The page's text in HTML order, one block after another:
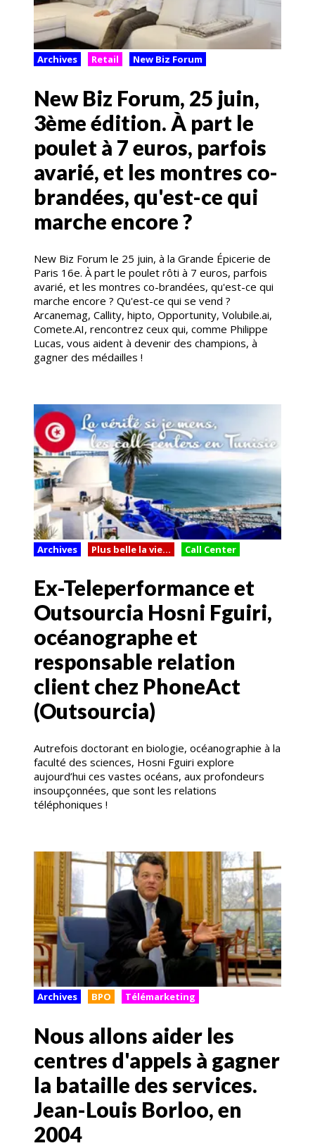
Archives Retail New Biz Forum
New Biz Forum, 25 juin,
3ème édition. À part le
poulet à 7 euros, parfois
avarié, et les montres co-
brandées, qu'est-ce qui
marche encore ?
New Biz Forum le 25 juin, à la Grande Épicerie de
Paris 16e. À part le poulet rôti à 7 euros, parfois
avarié, et les montres co-brandées, qu'est-ce qui
marche encore ? Qu'est-ce qui se vend ?
Arcanemag, Callity, hipto, Opportunity, Volubile.ai,
Comete.AI, rencontrez ceux qui, comme Philippe
Lucas, vous aident à devenir des champions, à
gagner des médailles !
Archives Plus belle la vie... Call Center
Ex-Teleperformance et
Outsourcia Hosni Fguiri,
océanographe et
responsable relation
client chez PhoneAct
(Outsourcia)
Autrefois doctorant en biologie, océanographie à la
faculté des sciences, Hosni Fguiri explore
aujourd’hui ces vastes océans, aux profondeurs
insoupçonnées, que sont les relations
téléphoniques !
Archives BPO Télémarketing
Nous allons aider les
centres d'appels à gagner
la bataille des services.
Jean-Louis Borloo, en
2004